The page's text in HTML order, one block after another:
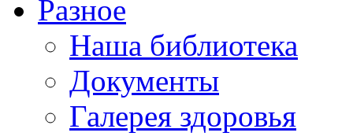
Разное
Наша библиотека
Документы
Галерея здоровья